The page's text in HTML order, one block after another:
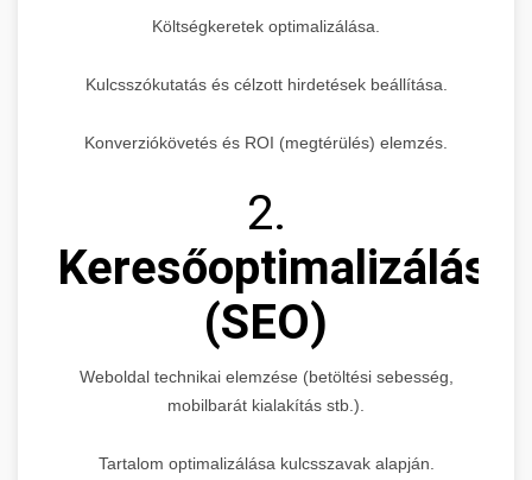
Költségkeretek optimalizálása.
Kulcsszókutatás és célzott hirdetések beállítása.
Konverziókövetés és ROI (megtérülés) elemzés.
2.
Keresőoptimalizálás
(SEO)
Weboldal technikai elemzése (betöltési sebesség,
mobilbarát kialakítás stb.).
Tartalom optimalizálása kulcsszavak alapján.